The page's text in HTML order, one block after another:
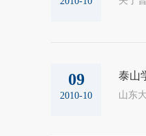
09
2010-10
泰山
山东